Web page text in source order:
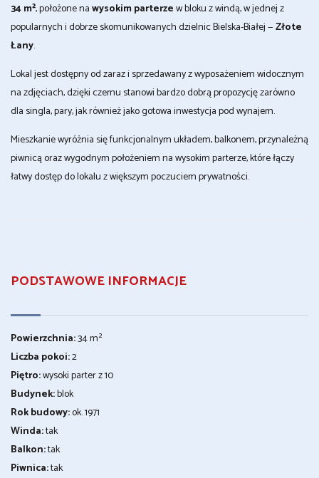
34 m², położone nawysokim parterzew bloku z windą, w jednej z
popularnych i dobrze skomunikowanych dzielnic Bielska-Białej —Złote
Łany.
Lokal jest dostępny od zaraz i sprzedawany z wyposażeniem widocznym
na zdjęciach, dzięki czemu stanowi bardzo dobrą propozycję zarówno
dla singla, pary, jak również jako gotowa inwestycja pod wynajem.
Mieszkanie wyróżnia się funkcjonalnym układem, balkonem, przynależną
piwnicą oraz wygodnym położeniem na wysokim parterze, które łączy
łatwy dostęp do lokalu z większym poczuciem prywatności.
PODSTAWOWE INFORMACJE
Powierzchnia:34 m²
Liczba pokoi:2
Piętro:wysoki parter z 10
Budynek:blok
Rok budowy:ok. 1971
Winda:tak
Balkon:tak
Piwnica:tak